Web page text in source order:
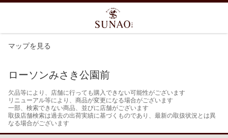
マップを見る
ローソンみさき公園前
欠品等により、店舗に行っても購入できない可能性がございます
リニューアル等により、商品が変更になる場合がございます
一部、検索できない商品、並びに店舗がございます
取扱店舗検索は過去の出荷実績に基づくものであり、最新の取扱状況とは異
なる場合がございます